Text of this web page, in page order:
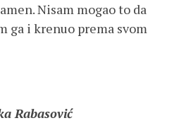
Nisam mogao to da
ga i krenuo prema svom
Rabasović